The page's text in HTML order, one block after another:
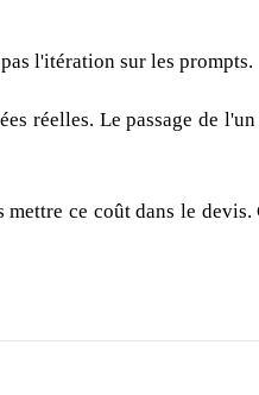
l'itération sur les prompts.
réelles. Le passage de
ce coût dans le devis.